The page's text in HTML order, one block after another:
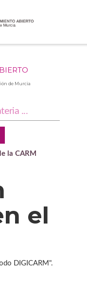
de Murcia
la CARM
el
DIGICARM".